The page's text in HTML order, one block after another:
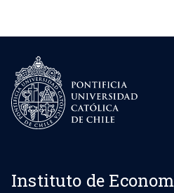
Instituto de